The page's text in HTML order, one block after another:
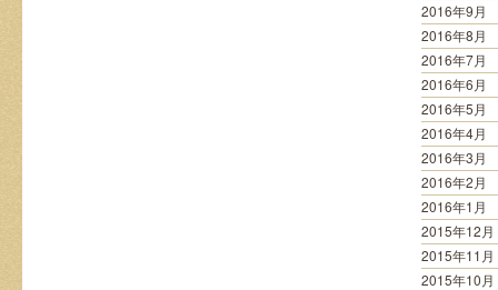
2016年9月
2016年8月
2016年7月
2016年6月
2016年5月
2016年4月
2016年3月
2016年2月
2016年1月
2015年12月
2015年11月
2015年10月